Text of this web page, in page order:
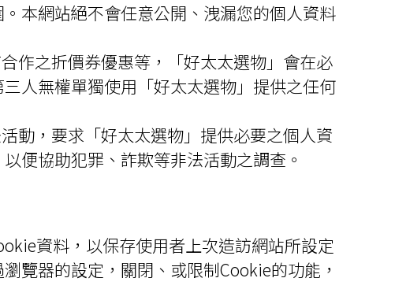
本網站絕不會任意公開、洩漏您的個人資料
作之折價券優惠等，「好太太選物」會在必
人無權單獨使用「好太太選物」提供之任何
動，要求「好太太選物」提供必要之個人資
便協助犯罪、詐欺等非法活動之調查。
資料，以保存使用者上次造訪網站所設定
覽器的設定，關閉、或限制Cookie的功能，